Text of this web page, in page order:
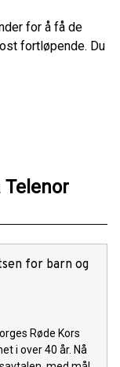
for å få de
fortløpende. Du
for barn og
Røde Kors
i over 40 år. Nå